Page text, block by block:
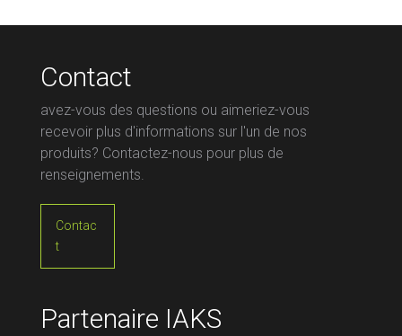
Contact
avez-vous des questions ou aimeriez-vous
recevoir plus d'informations sur l'un de nos
produits? Contactez-nous pour plus de
renseignements.
Contac
t
Partenaire IAKS